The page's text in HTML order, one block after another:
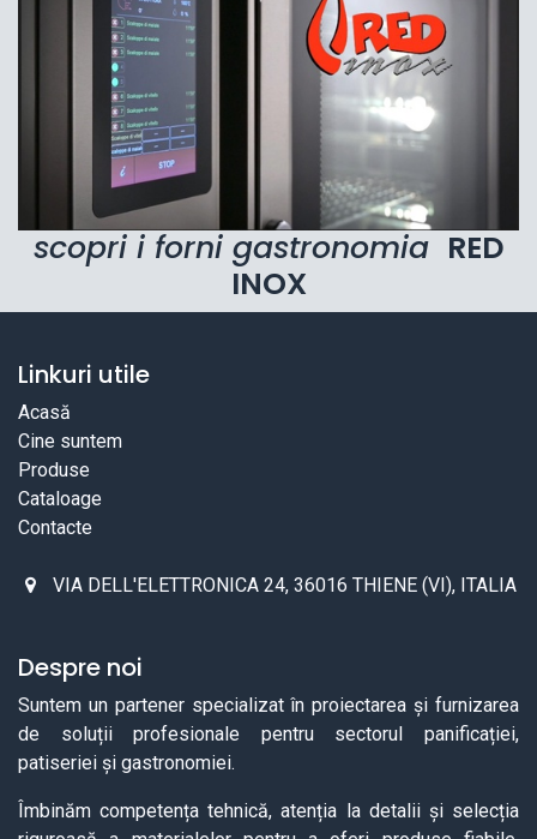
scopri i forni gastronomia RED
INOX
Linkuri utile
Acasă
Cine suntem
Produse
Cataloage
Contacte
VIA DELL'ELETTRONICA 24, 36016 THIENE (VI), ITALIA
Despre noi
Suntem un partener specializat în proiectarea și furnizarea
de soluții profesionale pentru sectorul panificației,
patiseriei și gastronomiei.
Îmbinăm competența tehnică, atenția la detalii și selecția